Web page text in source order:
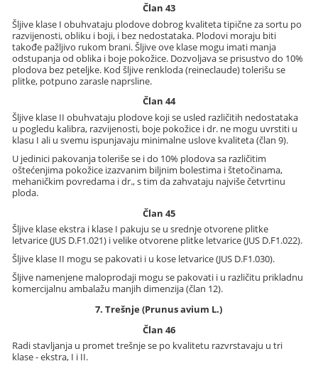
Član 43
Šljive klase I obuhvataju plodove dobrog kvaliteta tipične za sortu po
razvijenosti, obliku i boji, i bez nedostataka. Plodovi moraju biti
takođe pažljivo rukom brani. Šljive ove klase mogu imati manja
odstupanja od oblika i boje pokožice. Dozvoljava se prisustvo do 10%
plodova bez peteljke. Kod šljive renkloda (reineclaude) tolerišu se
plitke, potpuno zarasle naprsline.
Član 44
Šljive klase II obuhvataju plodove koji se usled različitih nedostataka
u pogledu kalibra, razvijenosti, boje pokožice i dr. ne mogu uvrstiti u
klasu I ali u svemu ispunjavaju minimalne uslove kvaliteta (član 9).
U jedinici pakovanja toleriše se i do 10% plodova sa različitim
oštećenjima pokožice izazvanim biljnim bolestima i štetočinama,
mehaničkim povredama i dr., s tim da zahvataju najviše četvrtinu
ploda.
Član 45
Šljive klase ekstra i klase I pakuju se u srednje otvorene plitke
letvarice (JUS D.F1.021) i velike otvorene plitke letvarice (JUS D.F1.022).
Šljive klase II mogu se pakovati i u kose letvarice (JUS D.F1.030).
Šljive namenjene maloprodaji mogu se pakovati i u različitu prikladnu
komercijalnu ambalažu manjih dimenzija (član 12).
7. Trešnje (Prunus avium L.)
Član 46
Radi stavljanja u promet trešnje se po kvalitetu razvrstavaju u tri
klase - ekstra, I i II.